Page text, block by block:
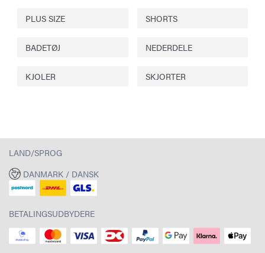
PLUS SIZE SHORTS
BADETØJ NEDERDELE
KJOLER SKJORTER
LAND/SPROG
DANMARK / DANSK
BETALINGSUDBYDERE